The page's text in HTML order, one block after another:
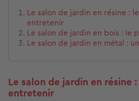
Le salon de jardin en résine :
entretenir
Le salon de jardin en bois : le
Le salon de jardin en métal :
Le salon de jardin en résine
entretenir